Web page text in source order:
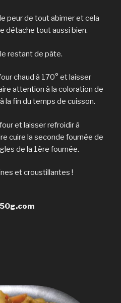
peur de tout abimer et cela
détache tout aussi bien.
restant de pâte.
chaud à 170° et laisser
attention à la coloration de
la fin du temps de cuisson.
et laisser refroidir à
cuire la seconde fournée de
de la 1ère fournée.
et croustillantes !